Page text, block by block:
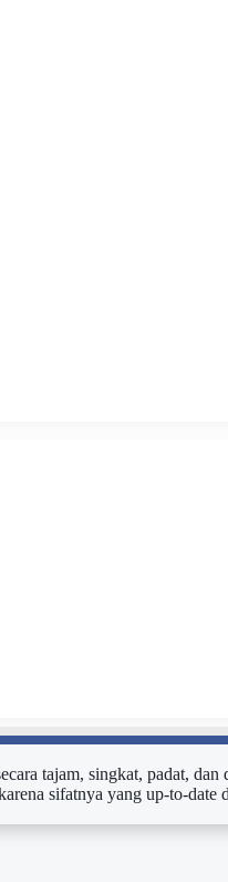
tajam, singkat, padat,
sifatnya yang up-to-